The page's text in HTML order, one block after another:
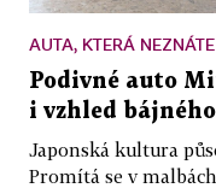
AUTA, KTERÁ NEZNÁTE
Podivné auto
i vzhled
Japonská kultura
Promítá se v